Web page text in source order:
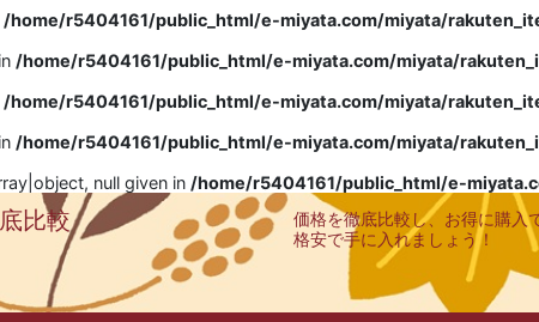
/home/r5404161/public_html/e-miyata.com/miyata/
/home/r5404161/public_html/e-miyata.com/miyata/
/home/r5404161/public_html/e-miyata.com/miyata/
/home/r5404161/public_html/e-miyata.com/miyata/
null given in /home/r5404161/public_html/e-
比較
価格を徹底比較し、お得に購入
格安で手に入れましょう！